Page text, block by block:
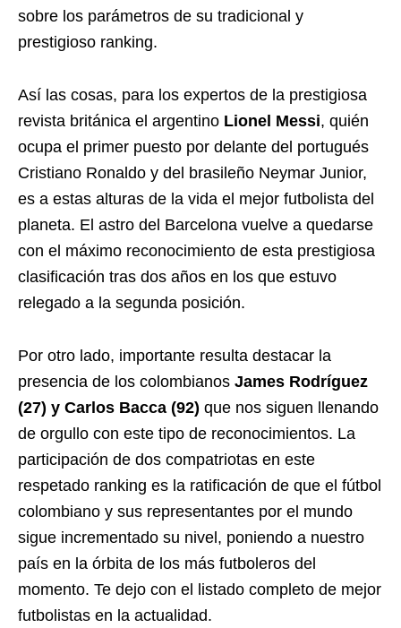
sobre los parámetros de su tradicional y
prestigioso ranking.
Así las cosas, para los expertos de la prestigiosa
revista británica el argentino Lionel Messi, quién
ocupa el primer puesto por delante del portugués
Cristiano Ronaldo y del brasileño Neymar Junior,
es a estas alturas de la vida el mejor futbolista del
planeta. El astro del Barcelona vuelve a quedarse
con el máximo reconocimiento de esta prestigiosa
clasificación tras dos años en los que estuvo
relegado a la segunda posición.
Por otro lado, importante resulta destacar la
presencia de los colombianos James Rodríguez
(27) y Carlos Bacca (92) que nos siguen llenando
de orgullo con este tipo de reconocimientos. La
participación de dos compatriotas en este
respetado ranking es la ratificación de que el fútbol
colombiano y sus representantes por el mundo
sigue incrementado su nivel, poniendo a nuestro
país en la órbita de los más futboleros del
momento. Te dejo con el listado completo de mejor
futbolistas en la actualidad.